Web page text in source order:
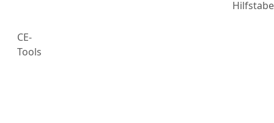
CE-
Tools